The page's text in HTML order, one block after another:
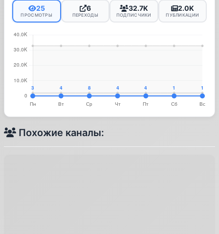
25
ПРОСМОТРЫ
6
ПЕРЕХОДЫ
32.7K
ПОДПИСЧИКИ
2.0K
ПУБЛИКАЦИИ
Похожие каналы: